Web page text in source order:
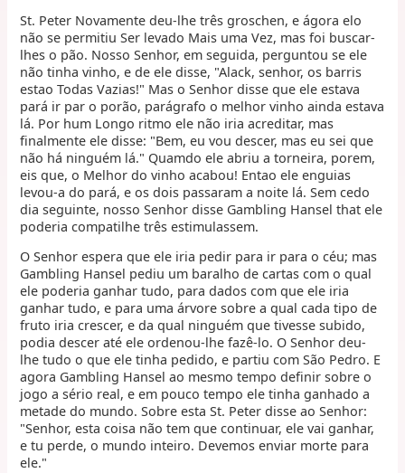
St. Peter Novamente deu-lhe três groschen, e ágora elo
não se permitiu Ser levado Mais uma Vez, mas foi buscar-
lhes o pão. Nosso Senhor, em seguida, perguntou se ele
não tinha vinho, e de ele disse, "Alack, senhor, os barris
estao Todas Vazias!" Mas o Senhor disse que ele estava
pará ir par o porão, parágrafo o melhor vinho ainda estava
lá. Por hum Longo ritmo ele não iria acreditar, mas
finalmente ele disse: "Bem, eu vou descer, mas eu sei que
não há ninguém lá." Quamdo ele abriu a torneira, porem,
eis que, o Melhor do vinho acabou! Entao ele enguias
levou-a do pará, e os dois passaram a noite lá. Sem cedo
dia seguinte, nosso Senhor disse Gambling Hansel that ele
poderia compatilhe três estimulassem.
O Senhor espera que ele iria pedir para ir para o céu; mas
Gambling Hansel pediu um baralho de cartas com o qual
ele poderia ganhar tudo, para dados com que ele iria
ganhar tudo, e para uma árvore sobre a qual cada tipo de
fruto iria crescer, e da qual ninguém que tivesse subido,
podia descer até ele ordenou-lhe fazê-lo. O Senhor deu-
lhe tudo o que ele tinha pedido, e partiu com São Pedro. E
agora Gambling Hansel ao mesmo tempo definir sobre o
jogo a sério real, e em pouco tempo ele tinha ganhado a
metade do mundo. Sobre esta St. Peter disse ao Senhor:
"Senhor, esta coisa não tem que continuar, ele vai ganhar,
e tu perde, o mundo inteiro. Devemos enviar morte para
ele."